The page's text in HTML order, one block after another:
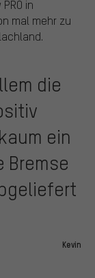
in
mal mehr zu
die
ein
Bremse
Kevin